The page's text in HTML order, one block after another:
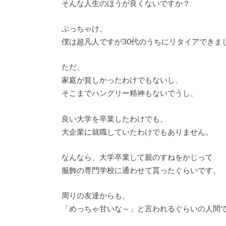
そんな人生のほうが良くないですか？
ぶっちゃけ、
僕は超凡人ですが30代のうちにリタイアできま
ただ、
家庭が貧しかったわけでもないし、
そこまでハングリー精神もないでうし、
良い大学を卒業したわけでも、
大企業に就職していたわけでもありません。
なんなら、大学卒業して親のすねをかじって
服飾の専門学校に通わせて貰ったぐらいです。
周りの友達からも、
「めっちゃ甘いな～」と言われるぐらいの人間